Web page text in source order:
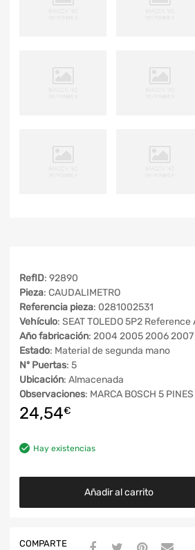
RefID: 92890
Pieza: CAUDALIMETRO
Referencia pieza: 0281002531
Vehículo: SEAT TOLEDO 5P2
Año fabricación: 2004 2005 2006
Estado: Material de segunda mano
Nº Puertas: 5
Ubicación: Almacenada
Observaciones: MARCA BOSCH 5 PINES
24,54€
Hay existencias
Añadir al carrito
COMPARTE